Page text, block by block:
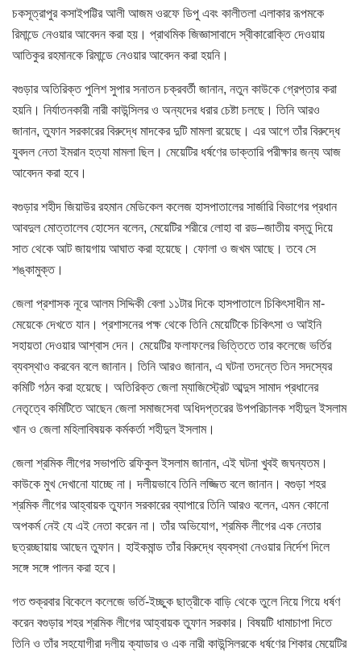
চকসূত্রাপুর কসাইপট্টির আলী আজম ওরফে ডিপু এবং কালীতলা এলাকার রূপমকে
রিমান্ডে নেওয়ার আবেদন করা হয়। প্রাথমিক জিজ্ঞাসাবাদে স্বীকারোক্তি দেওয়ায়
আতিকুর রহমানকে রিমান্ডে নেওয়ার আবেদন করা হয়নি।
বগুড়ার অতিরিক্ত পুলিশ সুপার সনাতন চক্রবর্তী জানান, নতুন কাউকে গ্রেপ্তার করা
হয়নি। নির্যাতনকারী নারী কাউন্সিলর ও অন্যদের ধরার চেষ্টা চলছে। তিনি আরও
জানান, তুফান সরকারের বিরুদ্ধে মাদকের দুটি মামলা রয়েছে। এর আগে তাঁর বিরুদ্ধে
যুবদল নেতা ইমরান হত্যা মামলা ছিল। মেয়েটির ধর্ষণের ডাক্তারি পরীক্ষার জন্য আজ
আবেদন করা হবে।
বগুড়ার শহীদ জিয়াউর রহমান মেডিকেল কলেজ হাসপাতালের সার্জারি বিভাগের প্রধান
আবদুল মোত্তালেব হোসেন বলেন, মেয়েটির শরীরে লোহা বা রড–জাতীয় বস্তু দিয়ে
সাত থেকে আট জায়গায় আঘাত করা হয়েছে। ফোলা ও জখম আছে। তবে সে
শঙ্কামুক্ত।
জেলা প্রশাসক নূরে আলম সিদ্দিকী বেলা ১১টার দিকে হাসপাতালে চিকিৎসাধীন মা-
মেয়েকে দেখতে যান। প্রশাসনের পক্ষ থেকে তিনি মেয়েটিকে চিকিৎসা ও আইনি
সহায়তা দেওয়ার আশ্বাস দেন। মেয়েটির ফলাফলের ভিত্তিতে তার কলেজে ভর্তির
ব্যবস্থাও করবেন বলে জানান। তিনি আরও জানান, এ ঘটনা তদন্তে তিন সদস্যের
কমিটি গঠন করা হয়েছে। অতিরিক্ত জেলা ম্যাজিস্ট্রেট আব্দুস সামাদ প্রধানের
নেতৃত্বে কমিটিতে আছেন জেলা সমাজসেবা অধিদপ্তরের উপপরিচালক শহীদুল ইসলাম
খান ও জেলা মহিলাবিষয়ক কর্মকর্তা শহীদুল ইসলাম।
জেলা শ্রমিক লীগের সভাপতি রফিকুল ইসলাম জানান, এই ঘটনা খুবই জঘন্যতম।
কাউকে মুখ দেখানো যাচ্ছে না। দলীয়ভাবে তিনি লজ্জিত বলে জানান। বগুড়া শহর
শ্রমিক লীগের আহ্বায়ক তুফান সরকারের ব্যাপারে তিনি আরও বলেন, এমন কোনো
অপকর্ম নেই যে এই নেতা করেন না। তাঁর অভিযোগ, শ্রমিক লীগের এক নেতার
ছত্রচ্ছায়ায় আছেন তুফান। হাইকমান্ড তাঁর বিরুদ্ধে ব্যবস্থা নেওয়ার নির্দেশ দিলে
সঙ্গে সঙ্গে পালন করা হবে।
গত শুক্রবার বিকেলে কলেজে ভর্তি-ইচ্ছুক ছাত্রীকে বাড়ি থেকে তুলে নিয়ে গিয়ে ধর্ষণ
করেন বগুড়ার শহর শ্রমিক লীগের আহ্বায়ক তুফান সরকার। বিষয়টি ধামাচাপা দিতে
তিনি ও তাঁর সহযোগীরা দলীয় ক্যাডার ও এক নারী কাউন্সিলরকে ধর্ষণের শিকার মেয়েটির